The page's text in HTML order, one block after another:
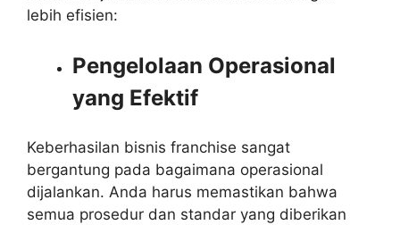
lebih efisien:
Pengelolaan Operasional
yang Efektif
Keberhasilan bisnis franchise sangat
bergantung pada bagaimana operasional
dijalankan. Anda harus memastikan bahwa
semua prosedur dan standar yang diberikan